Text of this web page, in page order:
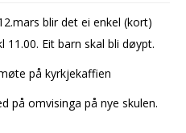
blir det ei enkel (kort)
Eit barn skal bli døypt.
på kyrkjekaffien
på omvisinga på nye skulen.